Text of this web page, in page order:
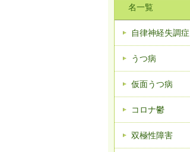
名一覧
自律神経失調症
うつ病
仮面うつ病
コロナ鬱
双極性障害